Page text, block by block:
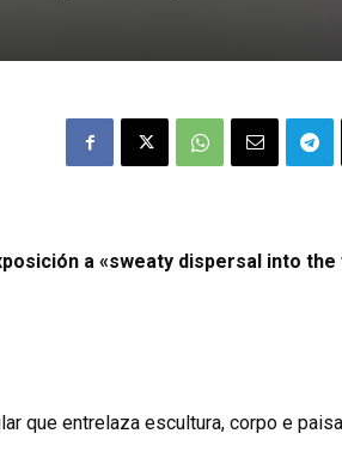
a «sweaty dispersal into
que entrelaza escultura, corpo e